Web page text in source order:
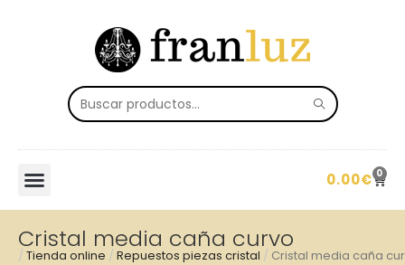
0.00€ 0
Cristal media caña curvo
/ Tienda online / Repuestos piezas cristal / Cristal media caña